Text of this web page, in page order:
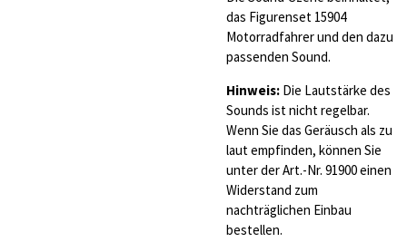
das Figurenset 15904
Motorradfahrer und den dazu
passenden Sound.
Hinweis: Die Lautstärke des
Sounds ist nicht regelbar.
Wenn Sie das Geräusch als zu
laut empfinden, können Sie
unter der Art.-Nr. 91900 einen
Widerstand zum
nachträglichen Einbau
bestellen.